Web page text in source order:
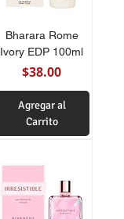
Bharara Rome
Ivory EDP 100ml
Precio
$38.00
Agregar al
Carrito